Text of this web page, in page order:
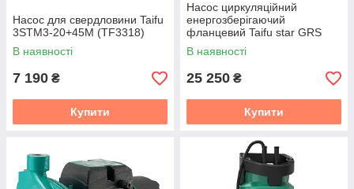
Насос для свердловини Taifu
3STM3-20+45M (TF3318)
В наявності
7 190 ₴
Купити
Насос циркуляційний
енергозберігаючий
фланцевий Taifu star GRS
40/10F, H = 10M, Q = 14, 4
кбМ, P = 340 Вт (TF0084)
В наявності
25 250 ₴
Купити